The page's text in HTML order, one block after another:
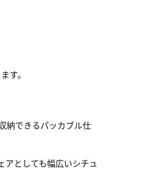
す。
納できるパッカブル仕
としても幅広いシチュ